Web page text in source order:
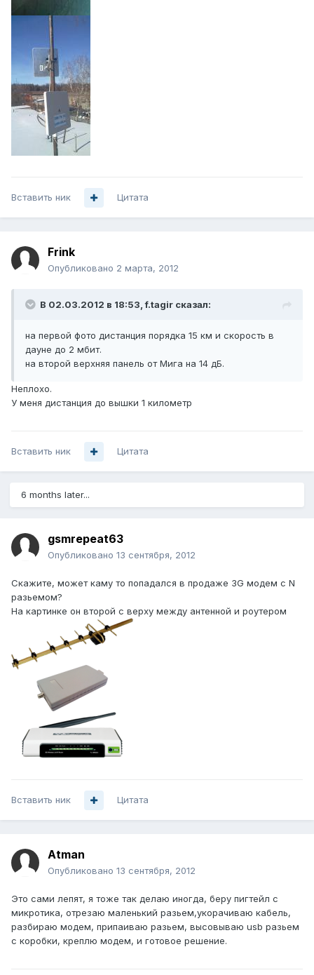
Вставить ник Цитата
Frink
Опубликовано 2 марта, 2012
В 02.03.2012 в 18:53, f.tagir сказал:
на первой фото дистанция порядка 15 км и скорость в
дауне до 2 мбит.
на второй верхняя панель от Мига на 14 дБ.
Неплохо.
У меня дистанция до вышки 1 километр
Вставить ник Цитата
6 months later...
gsmrepeat63
Опубликовано 13 сентября, 2012
Скажите, может каму то попадался в продаже 3G модем с N
разьемом?
На картинке он второй с верху между антенной и роутером
Вставить ник Цитата
Atman
Опубликовано 13 сентября, 2012
Это сами лепят, я тоже так делаю иногда, беру пигтейл с
микротика, отрезаю маленький разьем,укорачиваю кабель,
разбираю модем, припаиваю разьем, высовываю usb разьем
с коробки, креплю модем, и готовое решение.